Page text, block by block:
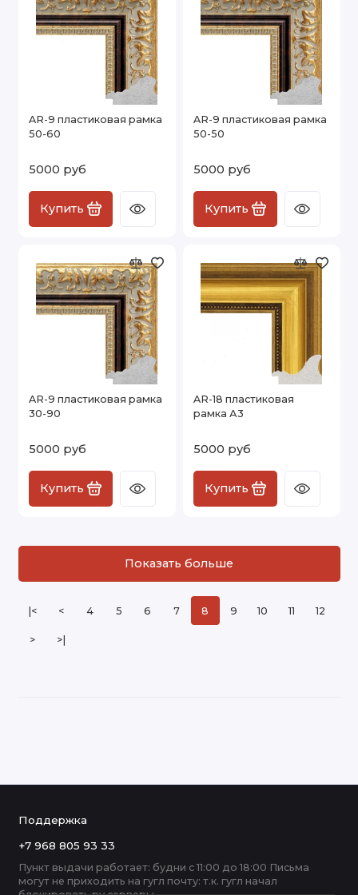
AR-9 пластиковая рамка
50-60
5000 руб
Купить
AR-9 пластиковая рамка
50-50
5000 руб
Купить
AR-9 пластиковая рамка
30-90
5000 руб
Купить
AR-18 пластиковая
рамка А3
5000 руб
Купить
|< < 4 5 6 7 8 9 10 11 12
> >|
Показать больше
Поддержка
+7 968 805 93 33
Пункт выдачи работает: будни с 11:00 до 18:00 Письма
могут не приходить на гугл почту: т.к. гугл начал